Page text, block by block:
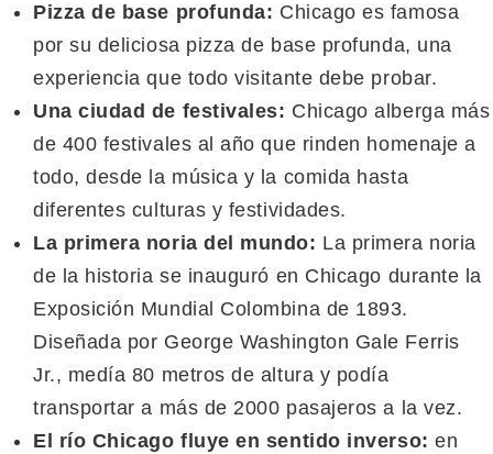
Pizza de base profunda: Chicago es famosa
por su deliciosa pizza de base profunda, una
experiencia que todo visitante debe probar.
Una ciudad de festivales: Chicago alberga más
de 400 festivales al año que rinden homenaje a
todo, desde la música y la comida hasta
diferentes culturas y festividades.
La primera noria del mundo: La primera noria
de la historia se inauguró en Chicago durante la
Exposición Mundial Colombina de 1893.
Diseñada por George Washington Gale Ferris
Jr., medía 80 metros de altura y podía
transportar a más de 2000 pasajeros a la vez.
El río Chicago fluye en sentido inverso: en